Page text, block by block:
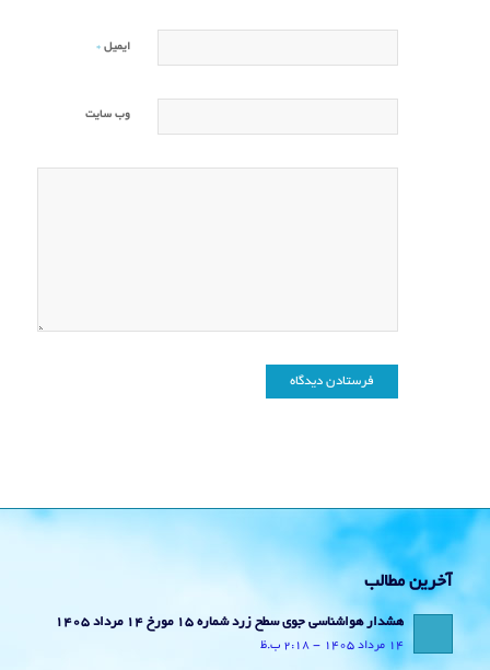
ایمیل *
وب‌ سایت
آخرین مطالب
هشدار هواشناسی جوی سطح زرد شماره 15 مورخ 14 مرداد 1405
14 مرداد 1405 - 2:18 ب.ظ